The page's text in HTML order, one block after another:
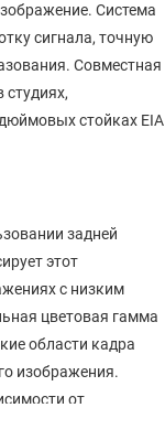
Система
сигнала, точную
Совместная
студиях,
стойках EIA
задней
этот
с низким
цветовая гамма
области кадра
изображения.
от